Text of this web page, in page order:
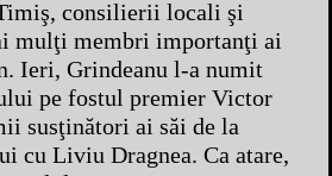
consilierii locali şi
mulţi membri importanţi ai
Ieri, Grindeanu l-a numit
pe fostul premier Victor
susţinători ai săi de la
cu Liviu Dragnea. Ca atare,